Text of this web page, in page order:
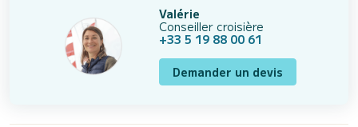
Valérie
Conseiller croisière
+33 5 19 88 00 61
Demander un devis